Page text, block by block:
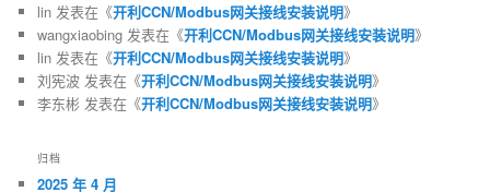
lin 发表在《开利CCN/Modbus网关接线安装说明》
wangxiaobing 发表在《开利CCN/Modbus网关接线安装说明》
lin 发表在《开利CCN/Modbus网关接线安装说明》
刘宪波 发表在《开利CCN/Modbus网关接线安装说明》
李东彬 发表在《开利CCN/Modbus网关接线安装说明》
归档
2025 年 4 月